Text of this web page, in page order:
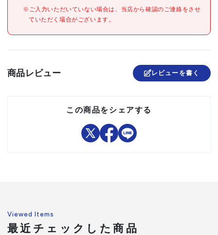
組立品
※ご入力いただいていない場合は、当店から確認のご連絡をさせ
ていただく場合がございます。
商品レビュー レビューを書く
この商品をシェアする
Viewed Items
最近チェックした商品